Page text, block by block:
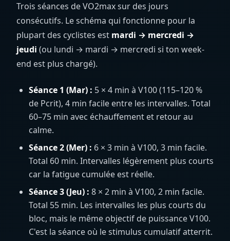
Trois séances de VO2max sur des jours
consécutifs. Le schéma qui fonctionne pour la
plupart des cyclistes est mardi → mercredi →
jeudi (ou lundi → mardi → mercredi si ton week-
end est plus chargé).
Séance 1 (Mar) : 5 × 4 min à V100 (115–120 %
de Pcrit), 4 min facile entre les intervalles. Total
60–75 min avec échauffement et retour au
calme.
Séance 2 (Mer) : 6 × 3 min à V100, 3 min facile.
Total 60 min. Intervalles légèrement plus courts
car la fatigue cumulée est réelle.
Séance 3 (Jeu) : 8 × 2 min à V100, 2 min facile.
Total 55 min. Les intervalles les plus courts du
bloc, mais le même objectif de puissance V100.
C'est la séance où le stimulus cumulatif atterrit.